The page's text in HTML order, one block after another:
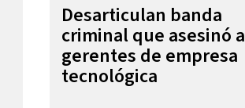
Desarticulan banda
criminal que asesinó a
gerentes de empresa
tecnológica